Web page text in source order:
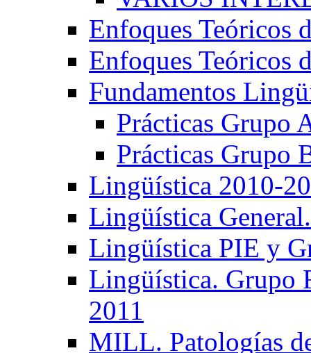
Enfoques Teóricos
Enfoques Teóricos
Fundamentos
Prácticas Grupo
Prácticas Grupo
Lingüística 2010-
Lingüística
Lingüística PIE y
Lingüística. Grupo
2011
MILL. Patologías